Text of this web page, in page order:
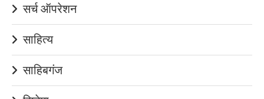
सर्च ऑपरेशन
साहित्य
साहिबगंज